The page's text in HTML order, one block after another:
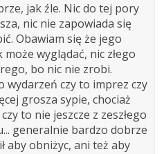
jak źle. Nic do tej pory
nic nie zapowiada się
Obawiam się że jego
wyglądać, nic złego
bo nic nie zrobi.
wydarzeń czy to imprez czy
grosza sypie, chociaż
to nie jeszcze z zeszłego
generalnie bardzo dobrze
aby obniżyc, ani też aby